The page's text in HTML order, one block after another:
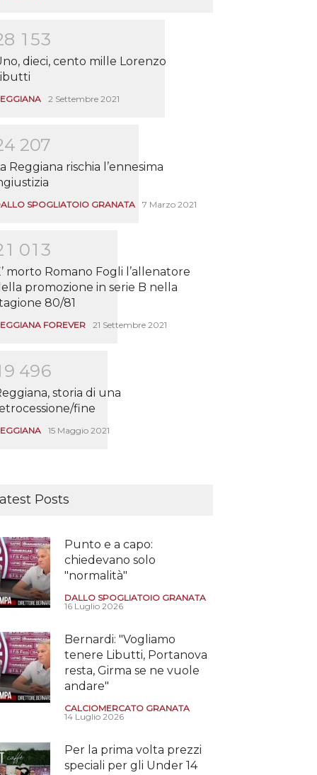
8 1 53
dieci, cento mille Lorenzo
2 Settembre 2021
4 207
Reggiana rischia l’ennesima
SPOGLIATOIO GRANATA 7 Marzo 2021
1 01 3
morto Romano Fogli l’allenatore
promozione in serie B nella
80/81
FOREVER 21 Settembre 2021
9 496
storia di una
fine
15 Maggio 2021
Posts
Punto e a capo:
chiedevano solo
"normalità"
DALLO SPOGLIATOIO GRANATA
16 Luglio 2026
Bernardi: "Vogliamo
tenere Libutti, Portanova
resta, Girma se ne vuole
andare"
CALCIOMERCATO GRANATA
14 Luglio 2026
Per la prima volta prezzi
speciali per gli Under 14